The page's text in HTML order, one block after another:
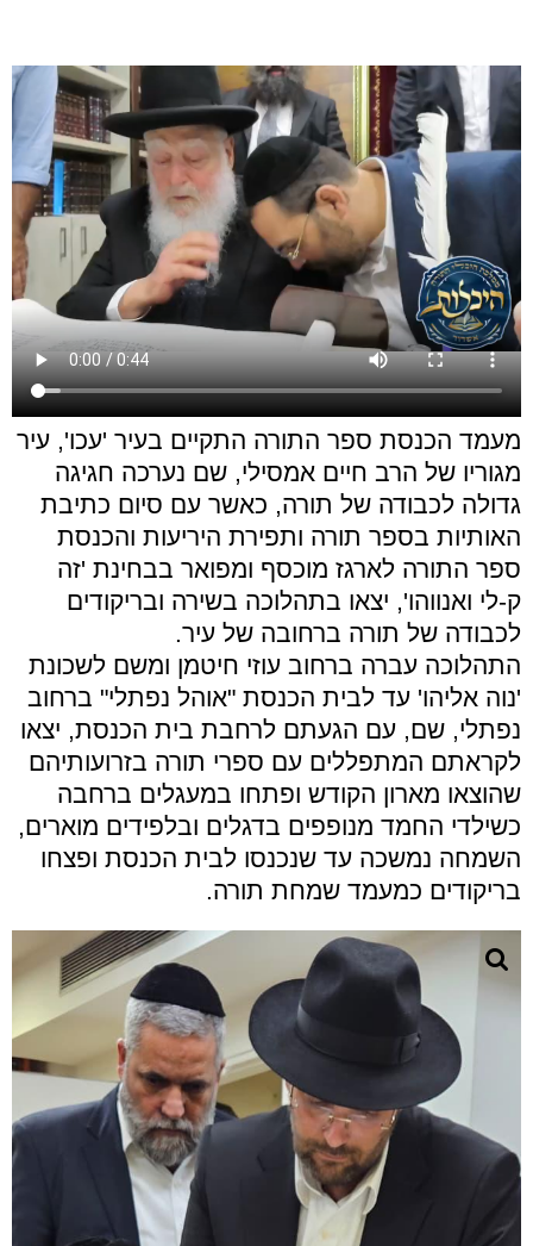
מעמד הכנסת ספר התורה התקיים בעיר 'עכו', עיר
מגוריו של הרב חיים אמסילי, שם נערכה חגיגה
גדולה לכבודה של תורה, כאשר עם סיום כתיבת
האותיות בספר תורה ותפירת היריעות והכנסת
ספר התורה לארגז מוכסף ומפואר בבחינת 'זה
ק-לי ואנווהו', יצאו בתהלוכה בשירה ובריקודים
לכבודה של תורה ברחובה של עיר.
התהלוכה עברה ברחוב עוזי חיטמן ומשם לשכונת
'נוה אליהו' עד לבית הכנסת "אוהל נפתלי" ברחוב
נפתלי, שם, עם הגעתם לרחבת בית הכנסת, יצאו
לקראתם המתפללים עם ספרי תורה בזרועותיהם
שהוצאו מארון הקודש ופתחו במעגלים ברחבה
כשילדי החמד מנופפים בדגלים ובלפידים מוארים,
השמחה נמשכה עד שנכנסו לבית הכנסת ופצחו
בריקודים כמעמד שמחת תורה.